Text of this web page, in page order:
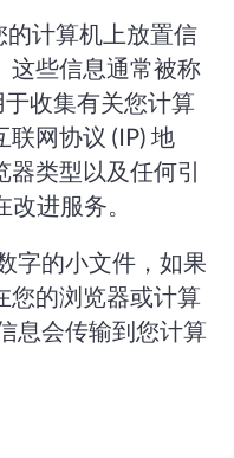
计算机上放置信
这些信息通常被称
于收集有关您计算
网协议 (IP) 地
类型以及任何引
进服务。
字的小文件，如果
您的浏览器或计算
息会传输到您计算